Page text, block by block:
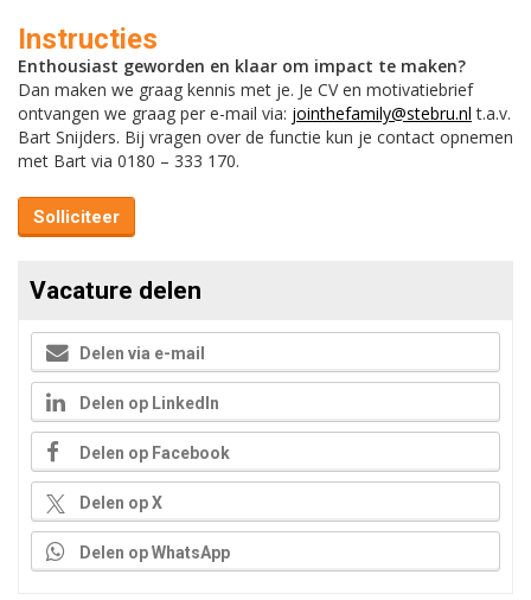
Instructies
Enthousiast geworden en klaar om impact te maken?
Dan maken we graag kennis met je. Je CV en motivatiebrief
ontvangen we graag per e-mail via: jointhefamily@stebru.nl t.a.v.
Bart Snijders. Bij vragen over de functie kun je contact opnemen
met Bart via 0180 – 333 170.
Solliciteer
Vacature delen
Delen via e-mail
Delen op LinkedIn
Delen op Facebook
Delen op X
Delen op WhatsApp